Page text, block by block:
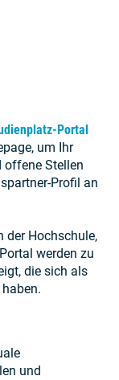
Portal
um Ihr
offene Stellen
Profil an
der Hochschule,
werden zu
die sich als
und